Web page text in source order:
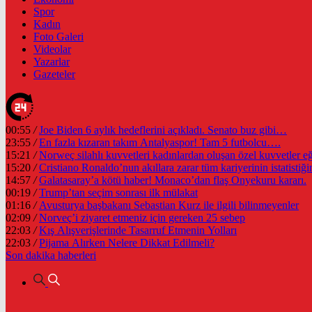
Spor
Kadın
Foto Galeri
Videolar
Yazarlar
Gazeteler
00:55 / Joe Biden 6 aylık hedeflerini açıkladı. Senato buz gibi…
23:55 / En fazla kızaran takım Antalyaspor! Tam 5 futbolcu….
15:21 / Norweç silahlı kuvvetleri kadınlardan oluşan özel kuvvetler
15:20 / Cristiano Ronaldo’nun akıllara zarar tüm kariyerinin
14:57 / Galatasaray’a kötü haber! Monaco’dan flaş Onyekuru kararı.
00:19 / Trump’tan seçim sonrası ilk mülakat
01:16 / Avusturya başbakanı Sebastian Kurz ile ilgili bilinmeyenler
02:09 / Norveç’i ziyaret etmeniz için gereken 25 sebep
22:03 / Kış Alışverişlerinde Tasarruf Etmenin Yolları
22:03 / Pijama Alırken Nelere Dikkat Edilmeli?
Son dakika haberleri